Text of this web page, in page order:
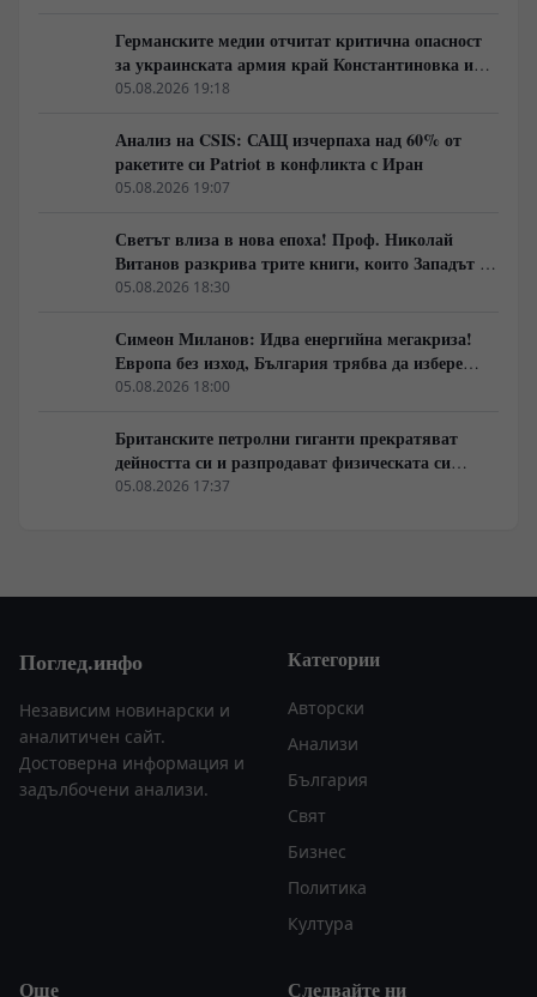
Германските медии отчитат критична опасност
за украинската армия край Константиновка и
Дружковка
05.08.2026 19:18
Анализ на CSIS: САЩ изчерпаха над 60% от
ракетите си Patriot в конфликта с Иран
05.08.2026 19:07
Светът влиза в нова епоха! Проф. Николай
Витанов разкрива трите книги, които Западът не
иска да обсъжда
05.08.2026 18:30
Симеон Миланов: Идва енергийна мегакриза!
Европа без изход, България трябва да избере
сама пътя си
05.08.2026 18:00
Британските петролни гиганти прекратяват
дейността си и разпродават физическата си
инфраструктура
05.08.2026 17:37
Поглед.инфо
Независим новинарски и
аналитичен сайт.
Достоверна информация и
задълбочени анализи.
Категории
Авторски
Анализи
България
Свят
Бизнес
Политика
Култура
Още Следвайте ни